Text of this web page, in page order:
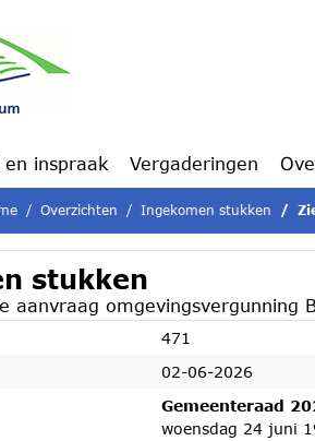
inspraak Vergaderingen
Overzichten Ingekomen stukken
stukken
aanvraag omgevingsvergunning
471
02-06-2026
Gemeenteraad
woensdag 24 juni